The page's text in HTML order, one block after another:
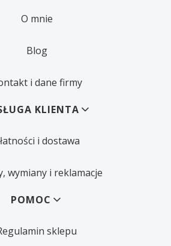
O mnie
Blog
i dane firmy
KLIENTA
i dostawa
wymiany i reklamacje
POMOC
sklepu